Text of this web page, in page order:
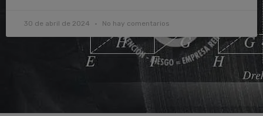
30 de abril de 2024 No hay comentarios